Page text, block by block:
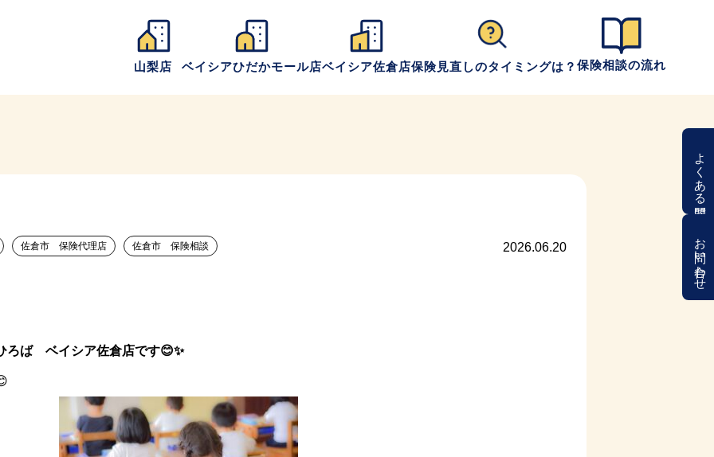
山梨店 ベイシアひだかモール店ベイシア佐倉店保険見直しのタイミングは？ 保険相談の流れ
よくある質問
お問い合わせ
2026.06.20
佐倉市 保険代理店 佐倉市 保険相談
ろば ベイシア佐倉店です😊✨